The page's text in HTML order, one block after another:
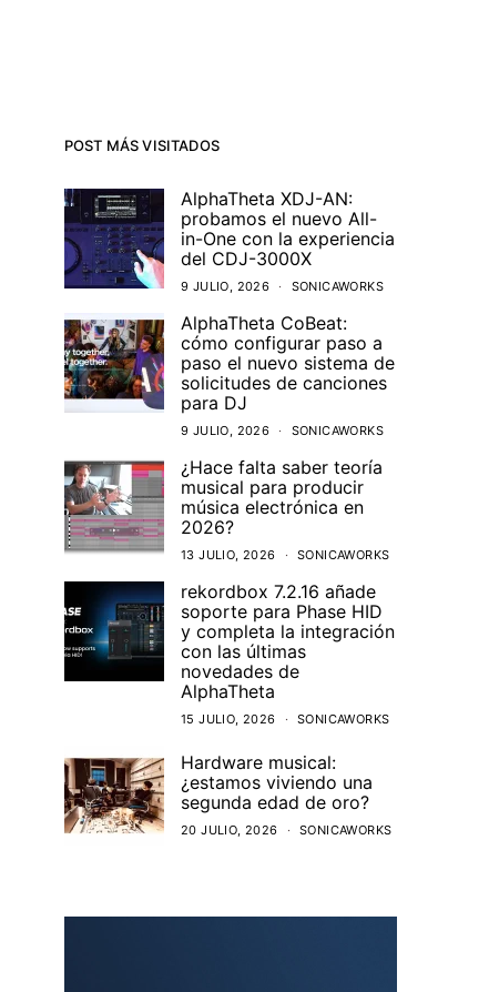
POST MÁS VISITADOS
AlphaTheta XDJ-AN:
probamos el nuevo All-
in-One con la experiencia
del CDJ-3000X
9 JULIO, 2026 SONICAWORKS
AlphaTheta CoBeat:
cómo configurar paso a
paso el nuevo sistema de
solicitudes de canciones
para DJ
9 JULIO, 2026 SONICAWORKS
¿Hace falta saber teoría
musical para producir
música electrónica en
2026?
13 JULIO, 2026 SONICAWORKS
rekordbox 7.2.16 añade
soporte para Phase HID
y completa la integración
con las últimas
novedades de
AlphaTheta
15 JULIO, 2026 SONICAWORKS
Hardware musical:
¿estamos viviendo una
segunda edad de oro?
20 JULIO, 2026 SONICAWORKS